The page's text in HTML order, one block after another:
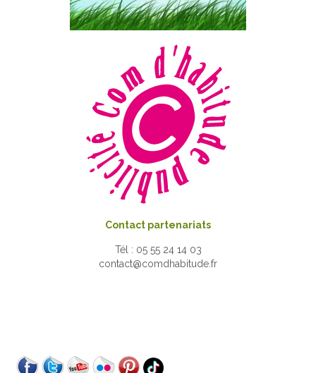
Contact partenariats
Tél : 05 55 24 14 03
contact@comdhabitude.fr